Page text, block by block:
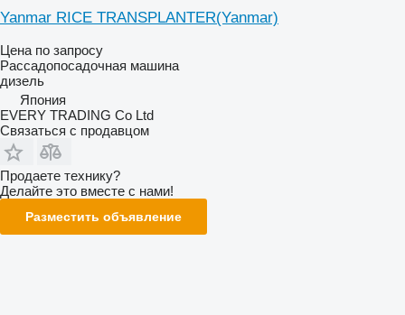
Yanmar RICE TRANSPLANTER(Yanmar)
Цена по запросу
Рассадопосадочная машина
дизель
Япония
EVERY TRADING Co Ltd
Связаться с продавцом
Продаете технику?
Делайте это вместе с нами!
Разместить объявление